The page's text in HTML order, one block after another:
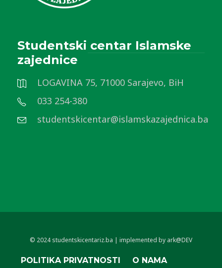
Studentski centar Islamske
zajednice
LOGAVINA 75, 71000 Sarajevo, BiH
033 254-380
studentskicentar@islamskazajednica.ba
© 2024 studentskicentariz.ba | implemented by ark@DEV
POLITIKA PRIVATNOSTI O NAMA